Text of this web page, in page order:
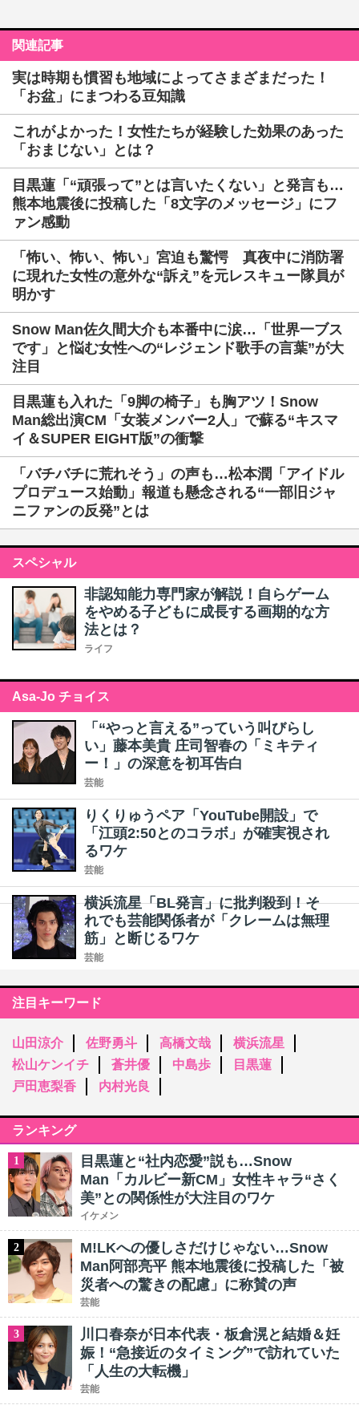
関連記事
実は時期も慣習も地域によってさまざまだった！
「お盆」にまつわる豆知識
これがよかった！女性たちが経験した効果のあった
「おまじない」とは？
目黒蓮「“頑張って”とは言いたくない」と発言も…
熊本地震後に投稿した「8文字のメッセージ」にフ
ァン感動
「怖い、怖い、怖い」宮迫も驚愕 真夜中に消防署
に現れた女性の意外な“訴え”を元レスキュー隊員が
明かす
Snow Man佐久間大介も本番中に涙…「世界一ブス
です」と悩む女性への“レジェンド歌手の言葉”が大
注目
目黒蓮も入れた「9脚の椅子」も胸アツ！Snow
Man総出演CM「女装メンバー2人」で蘇る“キスマ
イ＆SUPER EIGHT版”の衝撃
「バチバチに荒れそう」の声も…松本潤「アイドル
プロデュース始動」報道も懸念される“一部旧ジャ
ニファンの反発”とは
スペシャル
非認知能力専門家が解説！自らゲーム
をやめる子どもに成長する画期的な方
法とは？
ライフ
Asa-Jo チョイス
「“やっと言える”っていう叫びらし
い」藤本美貴 庄司智春の「ミキティ
ー！」の深意を初耳告白
芸能
りくりゅうペア「YouTube開設」で
「江頭2:50とのコラボ」が確実視され
るワケ
芸能
横浜流星「BL発言」に批判殺到！そ
れでも芸能関係者が「クレームは無理
筋」と断じるワケ
芸能
注目キーワード
山田涼介 佐野勇斗 高橋文哉
横浜流星
松山ケンイチ
蒼井優 中島歩
目黒蓮
戸田恵梨香
内村光良
ランキング
1
目黒蓮と“社内恋愛”説も…Snow
Man「カルビー新CM」女性キャラ“さく
美”との関係性が大注目のワケ
イケメン
2
M!LKへの優しさだけじゃない…Snow
Man阿部亮平 熊本地震後に投稿した「被
災者への驚きの配慮」に称賛の声
芸能
3
川口春奈が日本代表・板倉滉と結婚＆妊
娠！“急接近のタイミング”で訪れていた
「人生の大転機」
芸能